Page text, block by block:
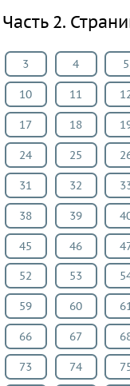
Часть 2.
3 4 5
10 11
17 18
24 25
31 32
38 39
45 46
52 53
59 60
66 67
73 74